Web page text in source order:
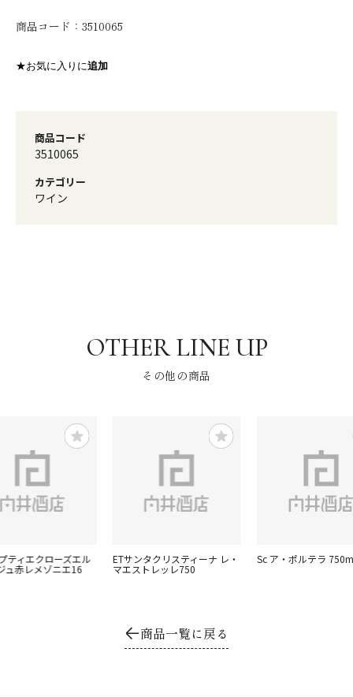
商品コード： 3510065
★お気に入りに追加
商品コード
3510065
カテゴリー
ワイン
その他の商品
ティエクローズエル
ュ赤レメゾニエ16
ETサンタクリスティーナ レ・
マエストレッレ750
Sc ア・ポルテラ
商品一覧に戻る